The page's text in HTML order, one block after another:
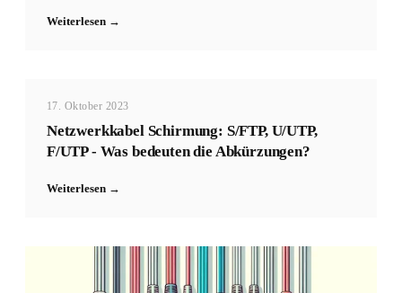
Weiterlesen →
17. Oktober 2023
Netzwerkkabel Schirmung: S/FTP, U/UTP,
F/UTP - Was bedeuten die Abkürzungen?
Weiterlesen →